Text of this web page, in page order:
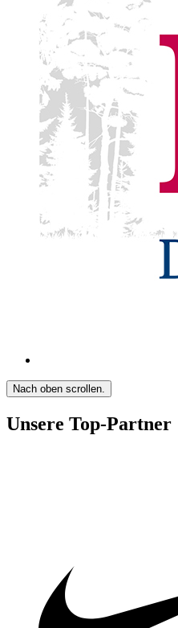
Nach oben scrollen.
Unsere Top-Partner